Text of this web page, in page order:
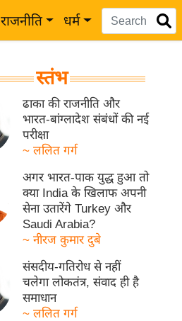
राजनीति धर्म
स्तंभ
ढाका की राजनीति और
भारत-बांग्लादेश संबंधों की नई
परीक्षा
~ ललित गर्ग
अगर भारत-पाक युद्ध हुआ तो
क्या India के खिलाफ अपनी
सेना उतारेंगे Turkey और
Saudi Arabia?
~ नीरज कुमार दुबे
संसदीय-गतिरोध से नहीं
चलेगा लोकतंत्र, संवाद ही है
समाधान
~ ललित गर्ग